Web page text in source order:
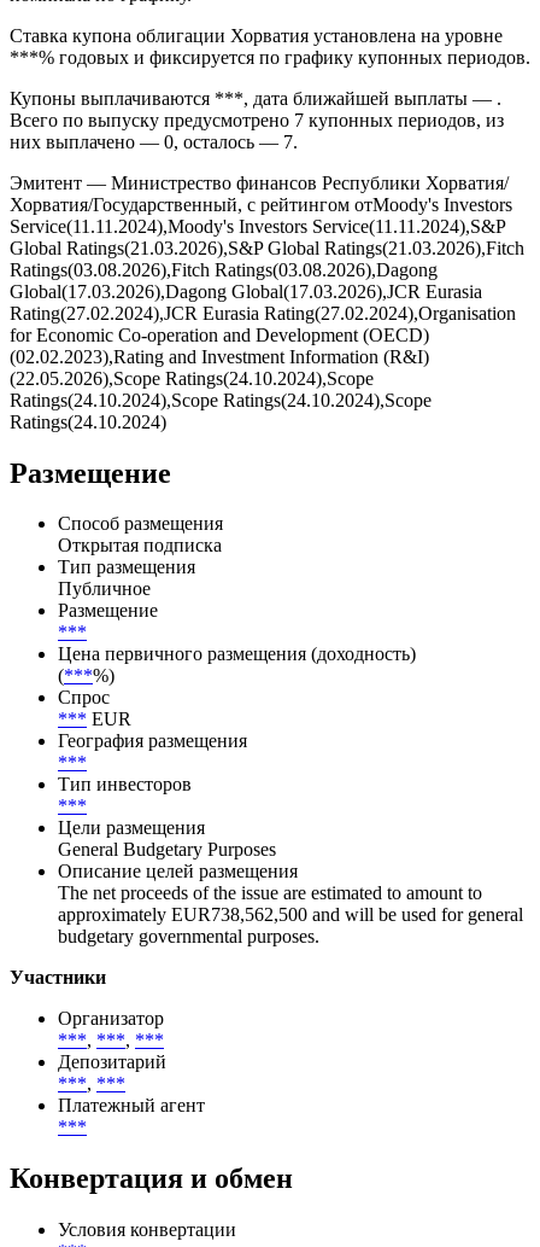
Дата размещения — эмиссия прошла на внебиржевом рынке в
формате *** через ***. Погашение запланировано на *** и
предусмотрено условиями выпуска без амортизации
Ставка купона облигации Хорватия установлена на уровне
***% годовых и фиксируется по графику купонных периодов.
Купоны выплачиваются ***, дата ближайшей выплаты — .
Всего по выпуску предусмотрено 7 купонных периодов, из
них выплачено — 0, осталось — 7.
Эмитент — Министрество финансов Республики Хорватия/
Хорватия/Государственный, с рейтингом отMoody's Investors
Service(11.11.2024),Moody's Investors Service(11.11.2024),S&P
Global Ratings(21.03.2026),S&P Global Ratings(21.03.2026),Fitch
Ratings(03.08.2026),Fitch Ratings(03.08.2026),Dagong
Global(17.03.2026),Dagong Global(17.03.2026),JCR Eurasia
Rating(27.02.2024),JCR Eurasia Rating(27.02.2024),Organisation
for Economic Co-operation and Development (OECD)
(02.02.2023),Rating and Investment Information (R&I)
(22.05.2026),Scope Ratings(24.10.2024),Scope
Ratings(24.10.2024),Scope Ratings(24.10.2024),Scope
Размещение
Способ размещения
Открытая подписка
Тип размещения
Публичное
Размещение
***
Цена первичного размещения (доходность)
(***
Спрос
***
География размещения
***
Тип инвесторов
***
Цели размещения
General Budgetary Purposes
The net proceeds of the issue are estimated to amount to
budgetary governmental purposes.
Участники
Организатор
***
Платежный агент